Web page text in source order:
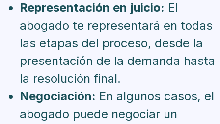
Representación en juicio: El
abogado te representará en todas
las etapas del proceso, desde la
presentación de la demanda hasta
la resolución final.
Negociación: En algunos casos, el
abogado puede negociar un